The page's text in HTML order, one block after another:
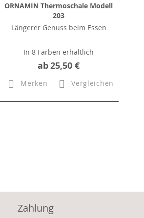
ORNAMIN Thermoschale Modell
203
Längerer Genuss beim Essen
In 8 Farben erhältlich
ab25,50 €
Merken Vergleichen
Zahlung